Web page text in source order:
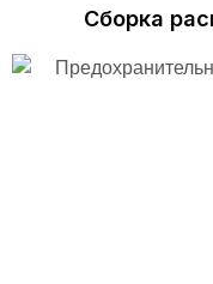
Сборка